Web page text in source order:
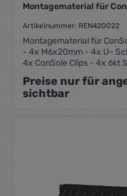
Montagematerial für
Artikelnummer: REN420022
Montagematerial für
- 4x M6x20mm - 4x U-
4x ConSole Clips - 4x 6kt
Preise nur für
sichtbar